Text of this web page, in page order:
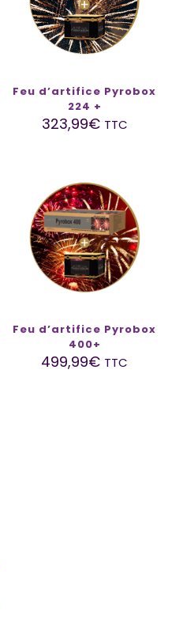
Feu d’artifice Pyrobox
224 +
323,99€ TTC
Feu d’artifice Pyrobox
400+
499,99€ TTC